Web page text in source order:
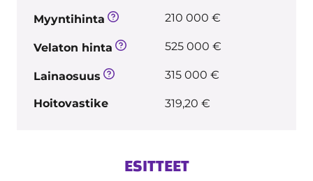
Myyntihinta 210 000 €
Velaton hinta 525 000 €
Lainaosuus 315 000 €
Hoitovastike 319,20 €
ESITTEET